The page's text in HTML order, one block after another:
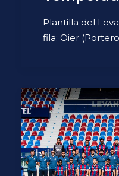
Plantilla del
fila: Oier